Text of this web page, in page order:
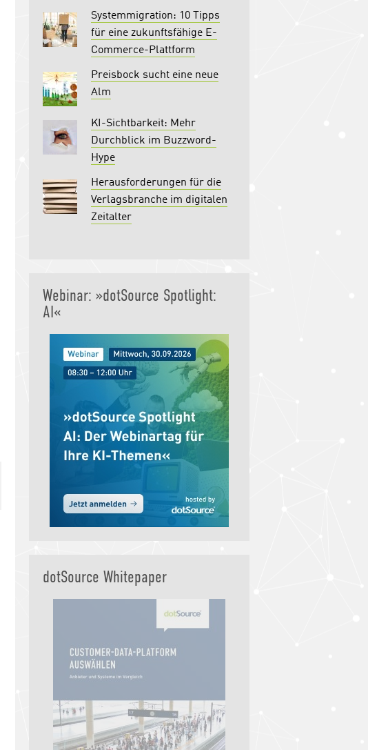
Systemmigration: 10 Tipps
für eine zukunftsfähige E-
Commerce-Plattform
Preisbock sucht eine neue
Alm
KI-Sichtbarkeit: Mehr
Durchblick im Buzzword-
Hype
Herausforderungen für die
Verlagsbranche im digitalen
Zeitalter
Webinar: »dotSource Spotlight:
AI«
dotSource Whitepaper